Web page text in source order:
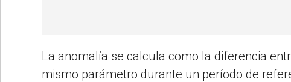
La anomalía se calcula como la diferencia
mismo parámetro durante un período de